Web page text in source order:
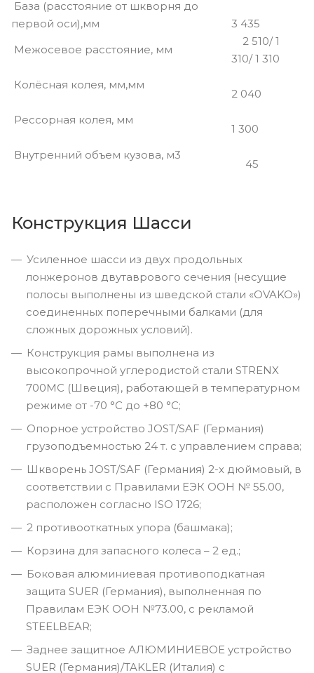
База (расстояние от шкворня до
первой оси),мм
3 435
Межосевое расстояние, мм
2 510/ 1
310/ 1 310
Колёсная колея, мм,мм
2 040
Рессорная колея, мм
1 300
Внутренний объем кузова, м3
45
Конструкция Шасси
Усиленное шасси из двух продольных
лонжеронов двутаврового сечения (несущие
полосы выполнены из шведской стали «OVAKO»)
соединенных поперечными балками (для
сложных дорожных условий).
Конструкция рамы выполнена из
высокопрочной углеродистой стали STRENX
700MC (Швеция), работающей в температурном
режиме от -70 °С до +80 °С;
Опорное устройство JOST/SAF (Германия)
грузоподъемностью 24 т. с управлением справа;
Шкворень JOST/SAF (Германия) 2-х дюймовый, в
соответствии с Правилами ЕЭК ООН № 55.00,
расположен согласно ISO 1726;
2 противооткатных упора (башмака);
Корзина для запасного колеса – 2 ед.;
Боковая алюминиевая противоподкатная
защита SUER (Германия), выполненная по
Правилам ЕЭК ООН №73.00, с рекламой
STEELBEAR;
Заднее защитное АЛЮМИНИЕВОЕ устройство
SUER (Германия)/TAKLER (Италия) с